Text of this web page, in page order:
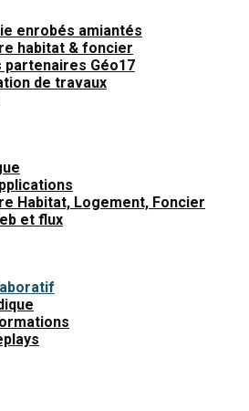
enrobés amiantés
habitat & foncier
partenaires Géo17
de travaux
Habitat, Logement, Foncier
et flux